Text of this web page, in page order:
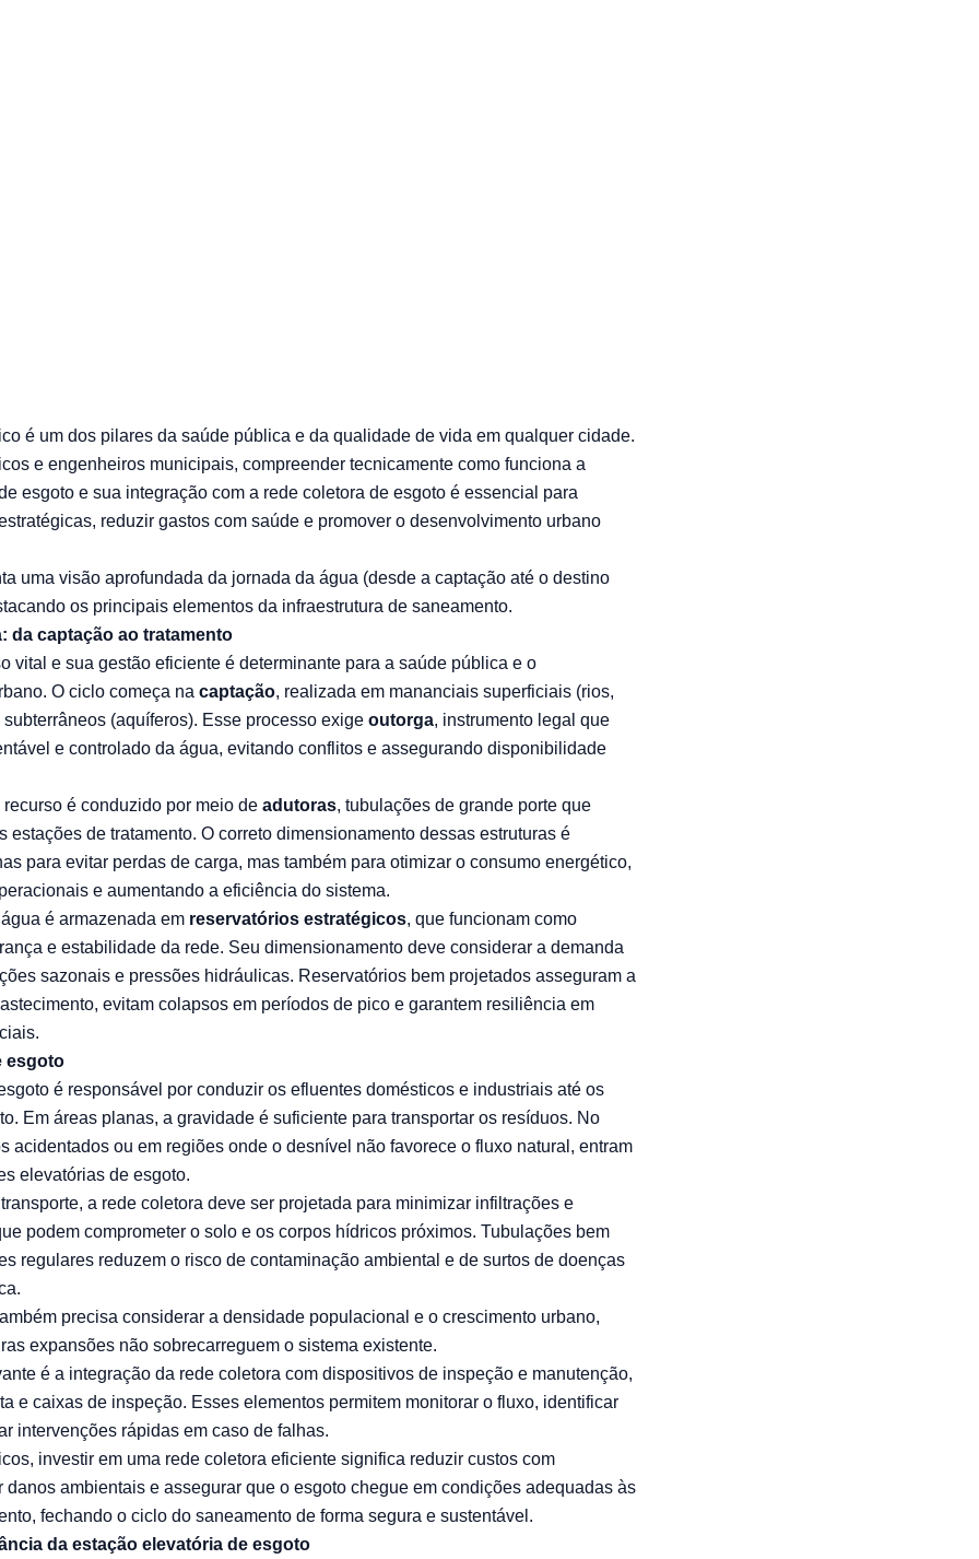
é um dos pilares da saúde pública e da qualidade de vida em qualquer cidade.
e engenheiros municipais, compreender tecnicamente como funciona a
esgoto e sua integração com a rede coletora de esgoto é essencial para
reduzir gastos com saúde e promover o desenvolvimento urbano
uma visão aprofundada da jornada da água (desde a captação até o destino
os principais elementos da infraestrutura de saneamento.
da captação ao tratamento
vital e sua gestão eficiente é determinante para a saúde pública e o
O ciclo começa na captação, realizada em mananciais superficiais (rios,
subterrâneos (aquíferos). Esse processo exige outorga, instrumento legal que
e controlado da água, evitando conflitos e assegurando disponibilidade
é conduzido por meio de adutoras, tubulações de grande porte que
estações de tratamento. O correto dimensionamento dessas estruturas é
para evitar perdas de carga, mas também para otimizar o consumo energético,
e aumentando a eficiência do sistema.
é armazenada em reservatórios estratégicos, que funcionam como
e estabilidade da rede. Seu dimensionamento deve considerar a demanda
sazonais e pressões hidráulicas. Reservatórios bem projetados asseguram a
evitam colapsos em períodos de pico e garantem resiliência em
esgoto
é responsável por conduzir os efluentes domésticos e industriais até os
Em áreas planas, a gravidade é suficiente para transportar os resíduos. No
acidentados ou em regiões onde o desnível não favorece o fluxo natural, entram
elevatórias de esgoto.
a rede coletora deve ser projetada para minimizar infiltrações e
podem comprometer o solo e os corpos hídricos próximos. Tubulações bem
regulares reduzem o risco de contaminação ambiental e de surtos de doenças
precisa considerar a densidade populacional e o crescimento urbano,
expansões não sobrecarreguem o sistema existente.
é a integração da rede coletora com dispositivos de inspeção e manutenção,
e caixas de inspeção. Esses elementos permitem monitorar o fluxo, identificar
intervenções rápidas em caso de falhas.
investir em uma rede coletora eficiente significa reduzir custos com
danos ambientais e assegurar que o esgoto chegue em condições adequadas às
fechando o ciclo do saneamento de forma segura e sustentável.
da estação elevatória de esgoto